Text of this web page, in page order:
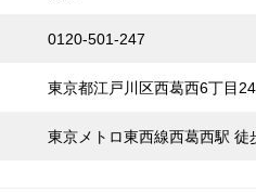
0120-501-247
東京都江戸川区西葛西6丁目
東京メトロ東西線西葛西駅 徒